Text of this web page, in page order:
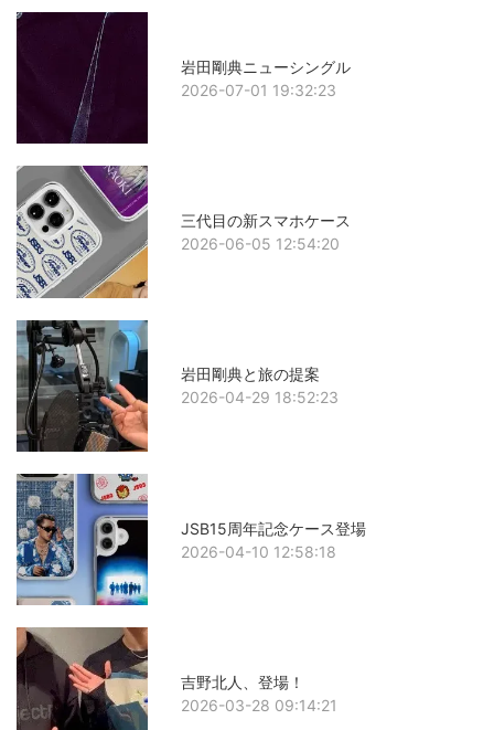
岩田剛典ニューシングル
2026-07-01 19:32:23
三代目の新スマホケース
2026-06-05 12:54:20
岩田剛典と旅の提案
2026-04-29 18:52:23
JSB15周年記念ケース登場
2026-04-10 12:58:18
吉野北人、登場！
2026-03-28 09:14:21